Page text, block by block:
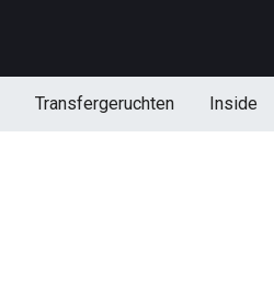
Transfergeruchten Inside